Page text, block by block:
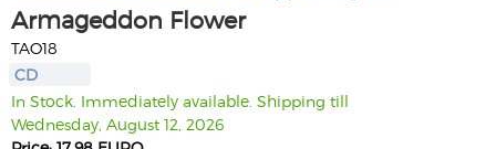
Armageddon Flower
TAO18
CD
In Stock. Immediately available. Shipping till
Wednesday, August 12, 2026